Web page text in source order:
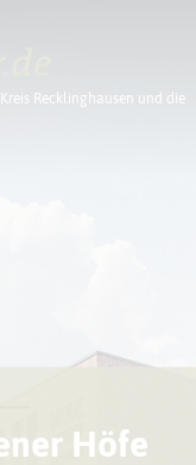
Recklinghausen und die
Höfe